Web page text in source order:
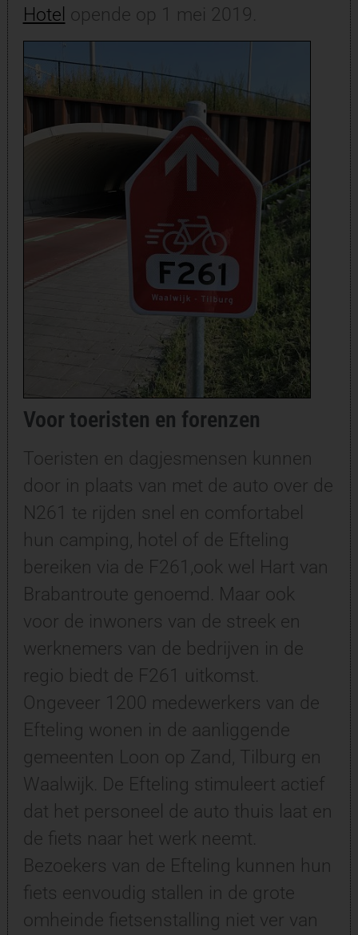
Hotel opende op 1 mei 2019.
Voor toeristen en forenzen
Toeristen en dagjesmensen kunnen
door in plaats van met de auto over de
N261 te rijden snel en comfortabel
hun camping, hotel of de Efteling
bereiken via de F261,ook wel Hart van
Brabantroute genoemd. Maar ook
voor de inwoners van de streek en
werknemers van de bedrijven in de
regio biedt de F261 uitkomst.
Ongeveer 1200 medewerkers van de
Efteling wonen in de aanliggende
gemeenten Loon op Zand, Tilburg en
Waalwijk. De Efteling stimuleert actief
dat het personeel de auto thuis laat en
de fiets naar het werk neemt.
Bezoekers van de Efteling kunnen hun
fiets eenvoudig stallen in de grote
omheinde fietsenstalling niet ver van